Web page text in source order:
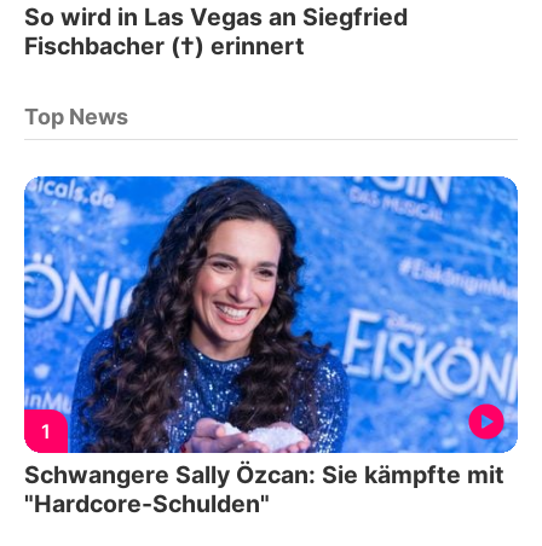
So wird in Las Vegas an Siegfried
Fischbacher (†) erinnert
Top News
1
Schwangere Sally Özcan: Sie kämpfte mit
"Hardcore-Schulden"